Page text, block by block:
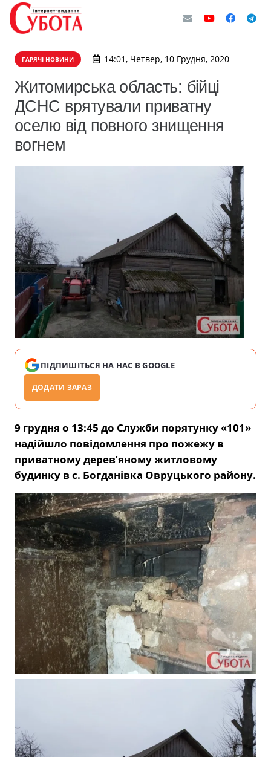
ГАРЯЧІ НОВИНИ 14:01, Четвер, 10 Грудня, 2020
Житомирська область: бійці
ДСНС врятували приватну
оселю від повного знищення
вогнем
ПІДПИШІТЬСЯ НА НАС В GOOGLE
ДОДАТИ ЗАРАЗ
9 грудня о 13:45 до Служби порятунку «101»
надійшло повідомлення про пожежу в
приватному дерев’яному житловому
будинку в с. Богданівка Овруцького району.